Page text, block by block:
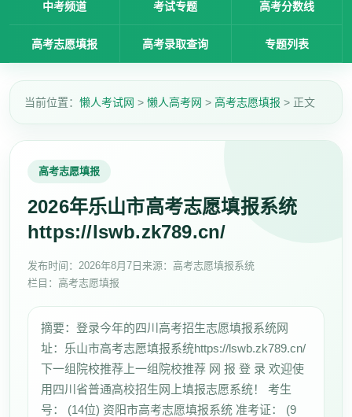
中考频道 考试专题 高考分数线
高考志愿填报 高考录取查询 专题列表
当前位置： 懒人考试网 > 懒人高考网 > 高考志愿填报 > 正文
高考志愿填报
2026年乐山市高考志愿填报系统
https://lswb.zk789.cn/
发布时间： 2026年8月7日 来源：高考志愿填报系统
栏目：高考志愿填报
摘要：登录今年的四川高考招生志愿填报系统网
址：乐山市高考志愿填报系统https://lswb.zk789.cn/
下一组院校推荐上一组院校推荐 网 报 登 录 欢迎使
用四川省普通高校招生网上填报志愿系统！ 考生
号： (14位) 资阳市高考志愿填报系统 准考证： (9